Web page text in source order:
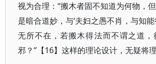
视为合理：“搬木者固不知道为何物，
是暗合道妙，与‘夫妇之愚不肖，与知能
无所不在，若搬木得法而不谓之道，
邪？”【16】这样的理论设计，无疑将理